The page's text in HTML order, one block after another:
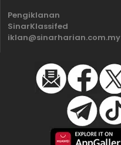
Pengiklanan
SinarKlassifed
iklan@sinarharian.com.my